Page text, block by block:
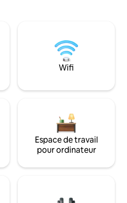
Wifi
Espace de travail
pour ordinateur